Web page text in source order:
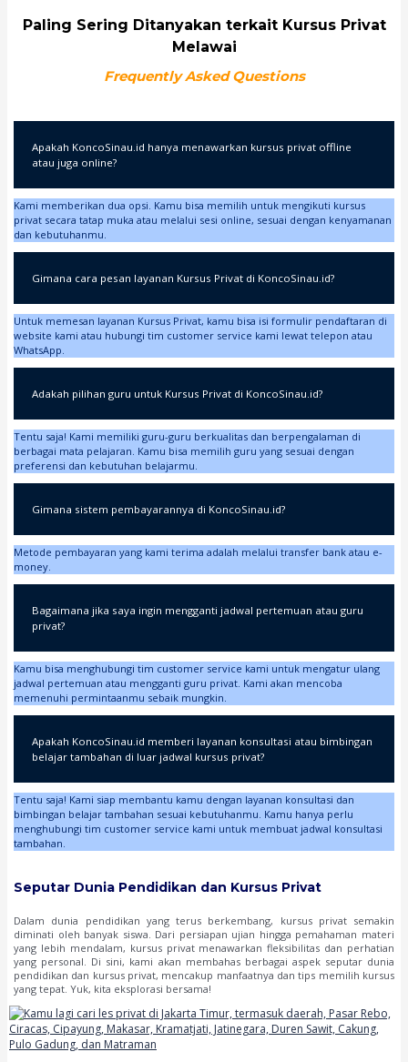
Paling Sering Ditanyakan terkait Kursus Privat
Melawai
Frequently Asked Questions
Apakah KoncoSinau.id hanya menawarkan kursus privat offline
atau juga online?
Kami memberikan dua opsi. Kamu bisa memilih untuk mengikuti kursus
privat secara tatap muka atau melalui sesi online, sesuai dengan kenyamanan
dan kebutuhanmu.
Gimana cara pesan layanan Kursus Privat di KoncoSinau.id?
Untuk memesan layanan Kursus Privat, kamu bisa isi formulir pendaftaran di
website kami atau hubungi tim customer service kami lewat telepon atau
WhatsApp.
Adakah pilihan guru untuk Kursus Privat di KoncoSinau.id?
Tentu saja! Kami memiliki guru-guru berkualitas dan berpengalaman di
berbagai mata pelajaran. Kamu bisa memilih guru yang sesuai dengan
preferensi dan kebutuhan belajarmu.
Gimana sistem pembayarannya di KoncoSinau.id?
Metode pembayaran yang kami terima adalah melalui transfer bank atau e-
money.
Bagaimana jika saya ingin mengganti jadwal pertemuan atau guru
privat?
Kamu bisa menghubungi tim customer service kami untuk mengatur ulang
jadwal pertemuan atau mengganti guru privat. Kami akan mencoba
memenuhi permintaanmu sebaik mungkin.
Apakah KoncoSinau.id memberi layanan konsultasi atau bimbingan
belajar tambahan di luar jadwal kursus privat?
Tentu saja! Kami siap membantu kamu dengan layanan konsultasi dan
bimbingan belajar tambahan sesuai kebutuhanmu. Kamu hanya perlu
menghubungi tim customer service kami untuk membuat jadwal konsultasi
tambahan.
Seputar Dunia Pendidikan dan Kursus Privat
Dalam dunia pendidikan yang terus berkembang, kursus privat semakin
diminati oleh banyak siswa. Dari persiapan ujian hingga pemahaman materi
yang lebih mendalam, kursus privat menawarkan fleksibilitas dan perhatian
yang personal. Di sini, kami akan membahas berbagai aspek seputar dunia
pendidikan dan kursus privat, mencakup manfaatnya dan tips memilih kursus
yang tepat. Yuk, kita eksplorasi bersama!